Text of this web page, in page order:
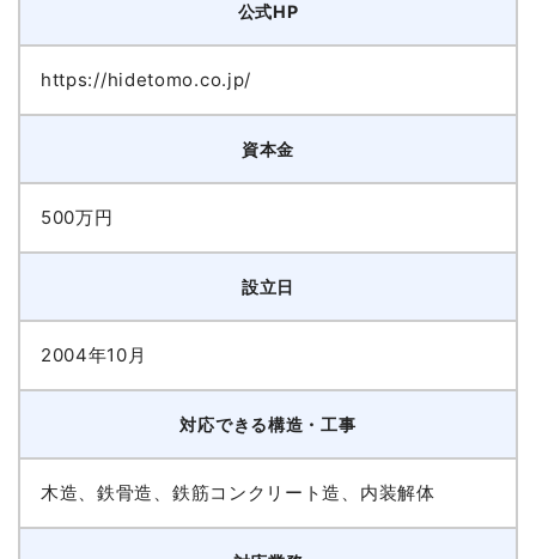
公式HP
https://hidetomo.co.jp/
資本金
500万円
設立日
2004年10月
対応できる構造・工事
木造、鉄骨造、鉄筋コンクリート造、内装解体